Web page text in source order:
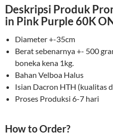
Deskripsi Produk
in Pink Purple 60K
Diameter +-35cm
Berat sebenarnya +- 500
boneka kena 1kg.
Bahan Velboa Halus
Isian Dacron HTH (kualitas
Proses Produksi 6-7 hari
How to Order?